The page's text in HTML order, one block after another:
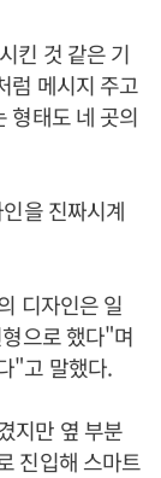
킨 것 같은 기
럼 메시지 주고
형태도 네 곳의
을 진짜시계
디자인은 일
으로 했다"며
"고 말했다.
지만 옆 부분
진입해 스마트